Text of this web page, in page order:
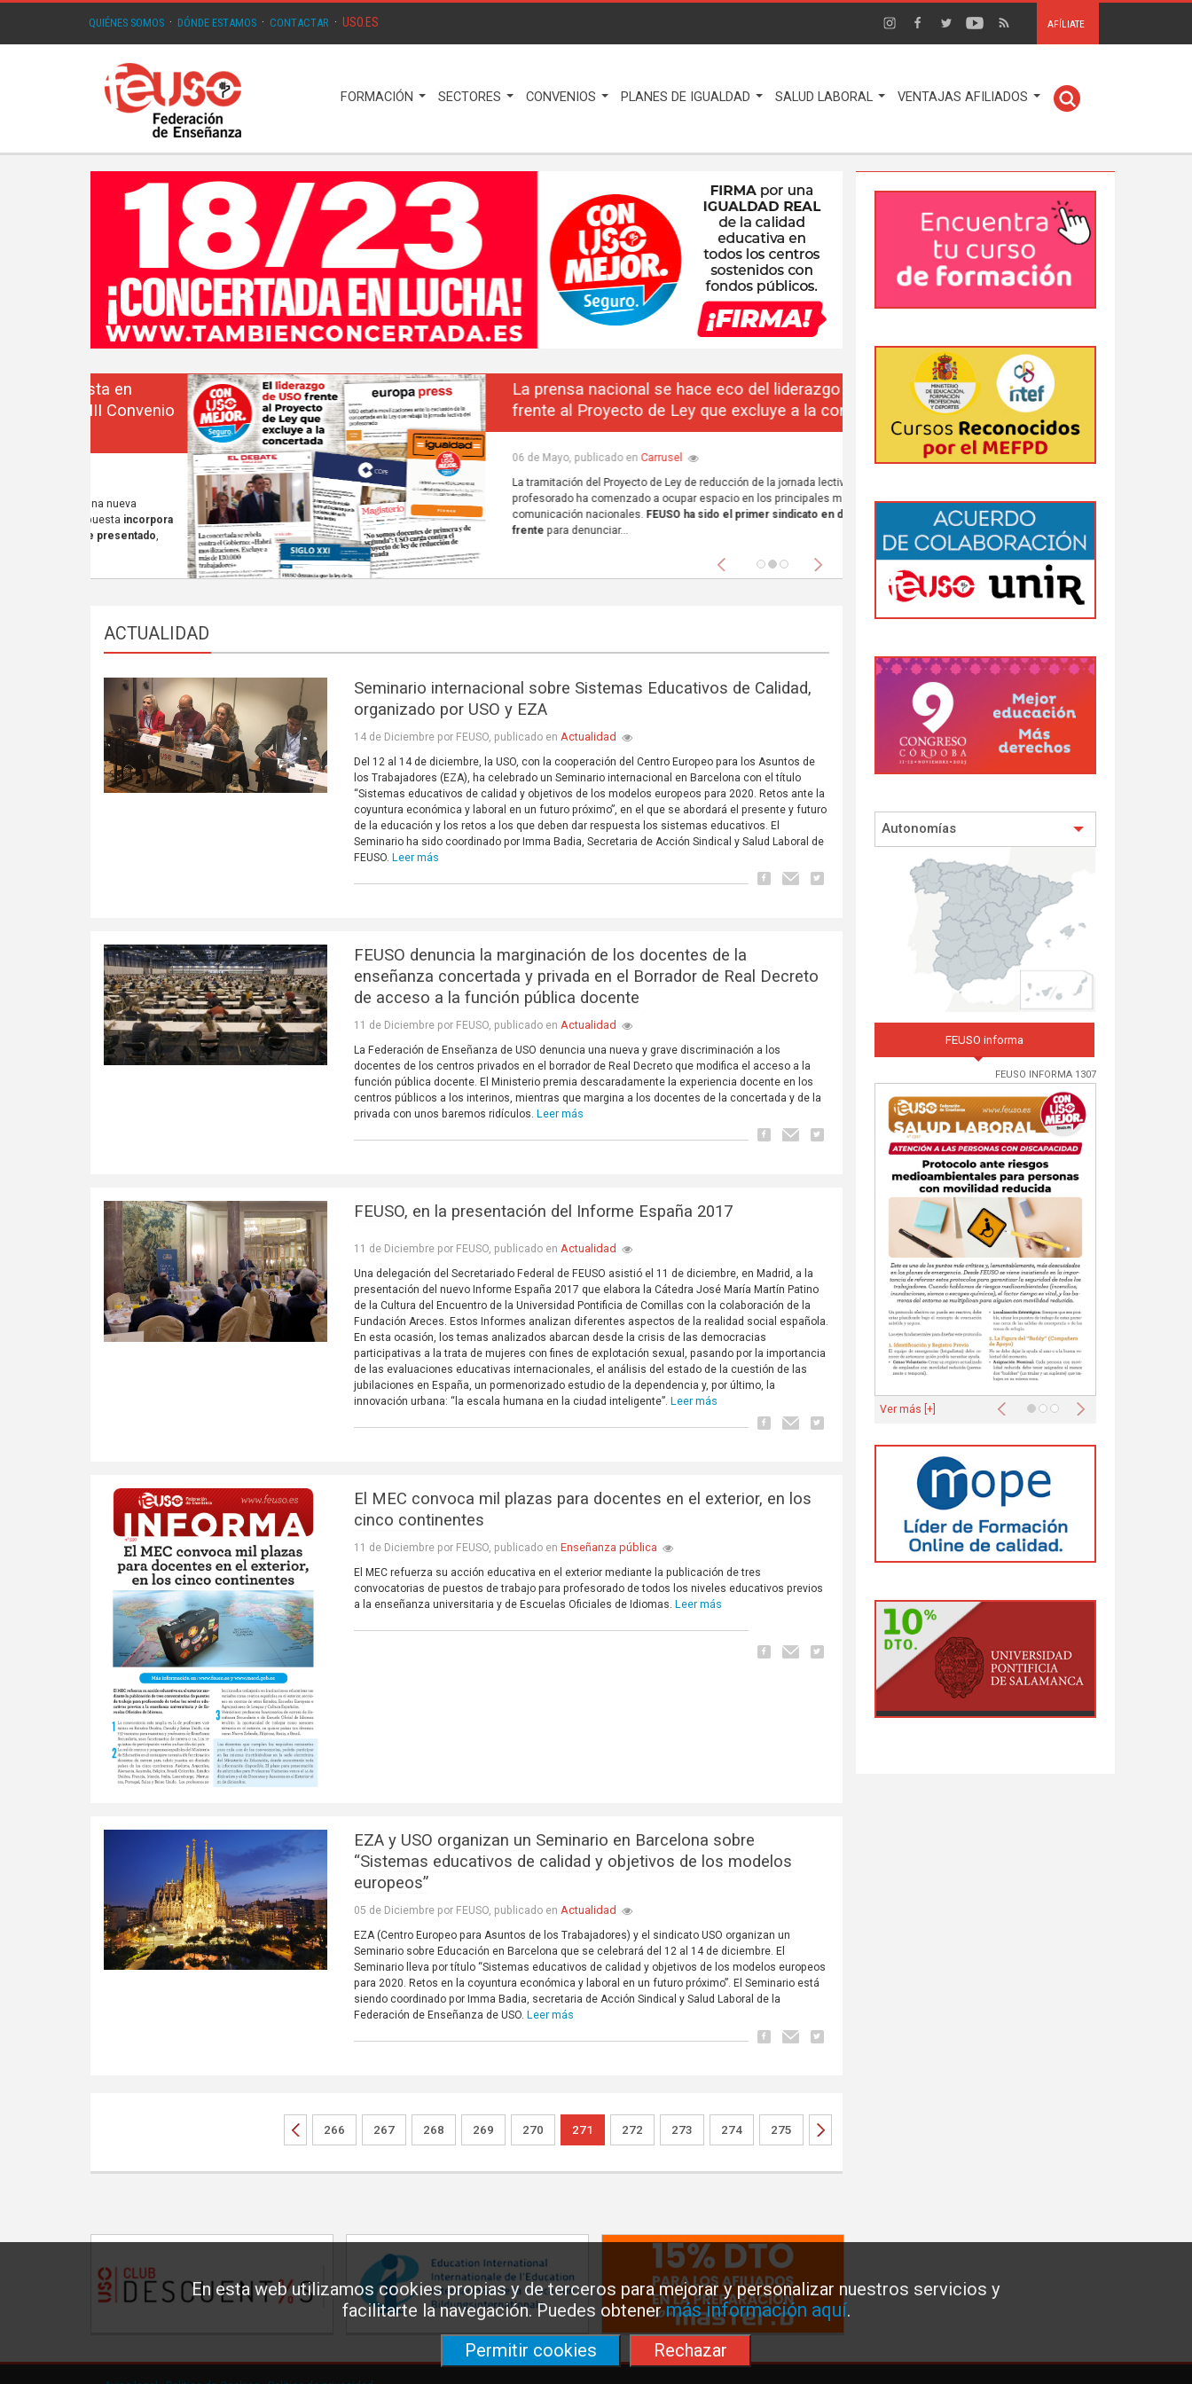
En esta web utilizamos cookies propias y de terceros para mejorar y personalizar nuestros servicios y
facilitarte la navegación. Puedes obtenermás información aquí.
Permitir cookies
Rechazar
QUIÉNES SOMOS · DÓNDE ESTAMOS · CONTACTAR · USO.ES AFÍLIATE
FORMACIÓN SECTORES CONVENIOS PLANES DE IGUALDAD SALUD LABORAL VENTAJAS AFILIADOS
La prensa nacional se hace eco del liderazgo de FEUSO
frente al Proyecto de Ley que excluye a la concertada
06 de Mayo, publicado en Carrusel
La tramitación del Proyecto de Ley de reducción de la jornada lectiva del
profesorado ha comenzado a ocupar espacio en los principales medios de
comunicación nacionales.FEUSO ha sido el primer sindicato en dar un paso al
frentepara denunciar...
Anterior Siguiente
ACTUALIDAD
Seminario internacional sobre Sistemas Educativos de Calidad,
organizado por USO y EZA
14 de Diciembre por FEUSO, publicado enActualidad
Del 12 al 14 de diciembre, la USO, con la cooperación del Centro Europeo para los Asuntos de
los Trabajadores (EZA), ha celebrado un Seminario internacional en Barcelona con el título
“Sistemas educativos de calidad y objetivos de los modelos europeos para 2020. Retos ante la
coyuntura económica y laboral en un futuro próximo”, en el que se abordará el presente y futuro
de la educación y los retos a los que deben dar respuesta los sistemas educativos. El
Seminario ha sido coordinado por Imma Badia, Secretaria de Acción Sindical y Salud Laboral de
FEUSO. Leer más
FEUSO denuncia la marginación de los docentes de la
enseñanza concertada y privada en el Borrador de Real Decreto
de acceso a la función pública docente
11 de Diciembre por FEUSO, publicado enActualidad
La Federación de Enseñanza de USO denuncia una nueva y grave discriminación a los
docentes de los centros privados en el borrador de Real Decreto que modifica el acceso a la
función pública docente. El Ministerio premia descaradamente la experiencia docente en los
centros públicos a los interinos, mientras que margina a los docentes de la concertada y de la
privada con unos baremos ridículos. Leer más
FEUSO, en la presentación del Informe España 2017
11 de Diciembre por FEUSO, publicado enActualidad
Una delegación del Secretariado Federal de FEUSO asistió el 11 de diciembre, en Madrid, a la
presentación del nuevo Informe España 2017 que elabora la Cátedra José María Martín Patino
de la Cultura del Encuentro de la Universidad Pontificia de Comillas con la colaboración de la
Fundación Areces. Estos Informes analizan diferentes aspectos de la realidad social española.
En esta ocasión, los temas analizados abarcan desde la crisis de las democracias
participativas a la trata de mujeres con fines de explotación sexual, pasando por la importancia
de las evaluaciones educativas internacionales, el análisis del estado de la cuestión de las
jubilaciones en España, un pormenorizado estudio de la dependencia y, por último, la
innovación urbana: “la escala humana en la ciudad inteligente”. Leer más
El MEC convoca mil plazas para docentes en el exterior, en los
cinco continentes
11 de Diciembre por FEUSO, publicado en Enseñanza pública
El MEC refuerza su acción educativa en el exterior mediante la publicación de tres
convocatorias de puestos de trabajo para profesorado de todos los niveles educativos previos
a la enseñanza universitaria y de Escuelas Oficiales de Idiomas. Leer más
EZA y USO organizan un Seminario en Barcelona sobre
“Sistemas educativos de calidad y objetivos de los modelos
europeos”
05 de Diciembre por FEUSO, publicado enActualidad
EZA (Centro Europeo para Asuntos de los Trabajadores) y el sindicato USO organizan un
Seminario sobre Educación en Barcelona que se celebrará del 12 al 14 de diciembre. El
Seminario lleva por título “Sistemas educativos de calidad y objetivos de los modelos europeos
para 2020. Retos en la coyuntura económica y laboral en un futuro próximo”. El Seminario está
siendo coordinado por Imma Badia, secretaria de Acción Sindical y Salud Laboral de la
Federación de Enseñanza de USO. Leer más
266 267 268 269 270 271 272 273 274 275
Autonomías
FEUSO informa
FEUSO INFORMA 1307
Anterior Siguiente
Ver más [+]